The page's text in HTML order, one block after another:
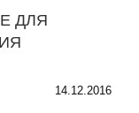
ДЛЯ
14.12.2016